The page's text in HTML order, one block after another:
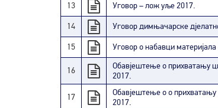
13 Уговор – лож уље 2017.
14 Уговор димњачарске
15 Уговор о набавци
16
Обавјештење о прихватању
2017.
17
Обавјештење о о прихватању
2017.